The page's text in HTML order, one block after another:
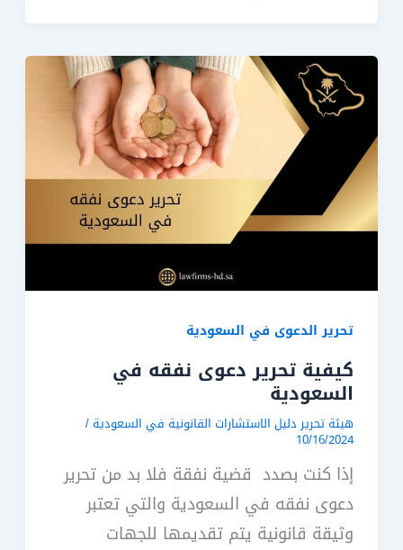
تحرير الدعوى في السعودية
كيفية تحرير دعوى نفقه في
السعودية
هيئة تحرير دليل الاستشارات القانونية في السعودية /
10/16/2024
إذا كنت بصدد قضية نفقة فلا بد من تحرير
دعوى نفقه في السعودية والتي تعتبر
وثيقة قانونية يتم تقديمها للجهات